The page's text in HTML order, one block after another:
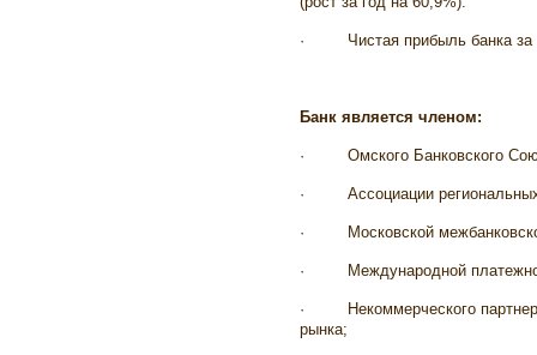
· Чистая прибыль банка
Банк является членом:
· Омского Банковского
· Ассоциации
· Московской
· Международной
·
Некоммерческого
рынка;